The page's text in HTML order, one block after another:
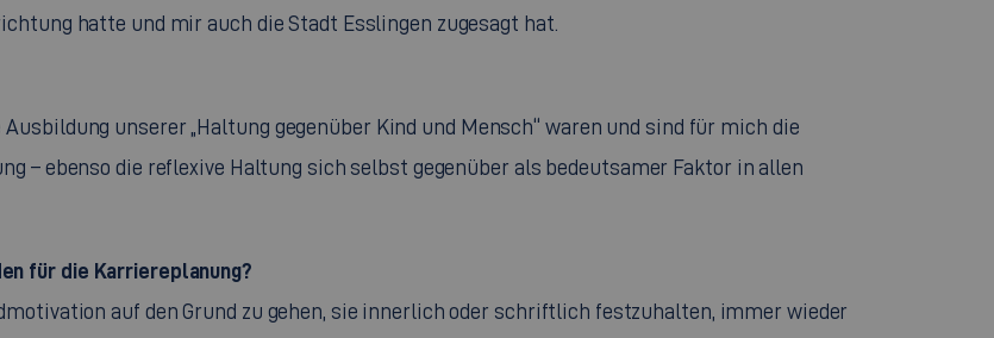
hatte und mir auch die Stadt Esslingen zugesagt hat.
unserer „Haltung gegenüber Kind und Mensch“ waren und sind für mich die
– ebenso die reflexive Haltung sich selbst gegenüber als bedeutsamer Faktor in allen
für die Karriereplanung?
auf den Grund zu gehen, sie innerlich oder schriftlich festzuhalten, immer wieder